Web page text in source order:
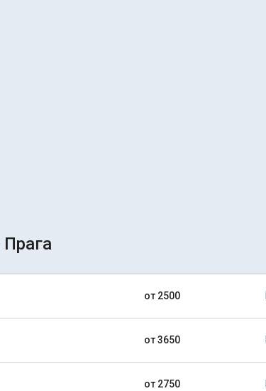
Прага
от 2500
от 3650
от 2750